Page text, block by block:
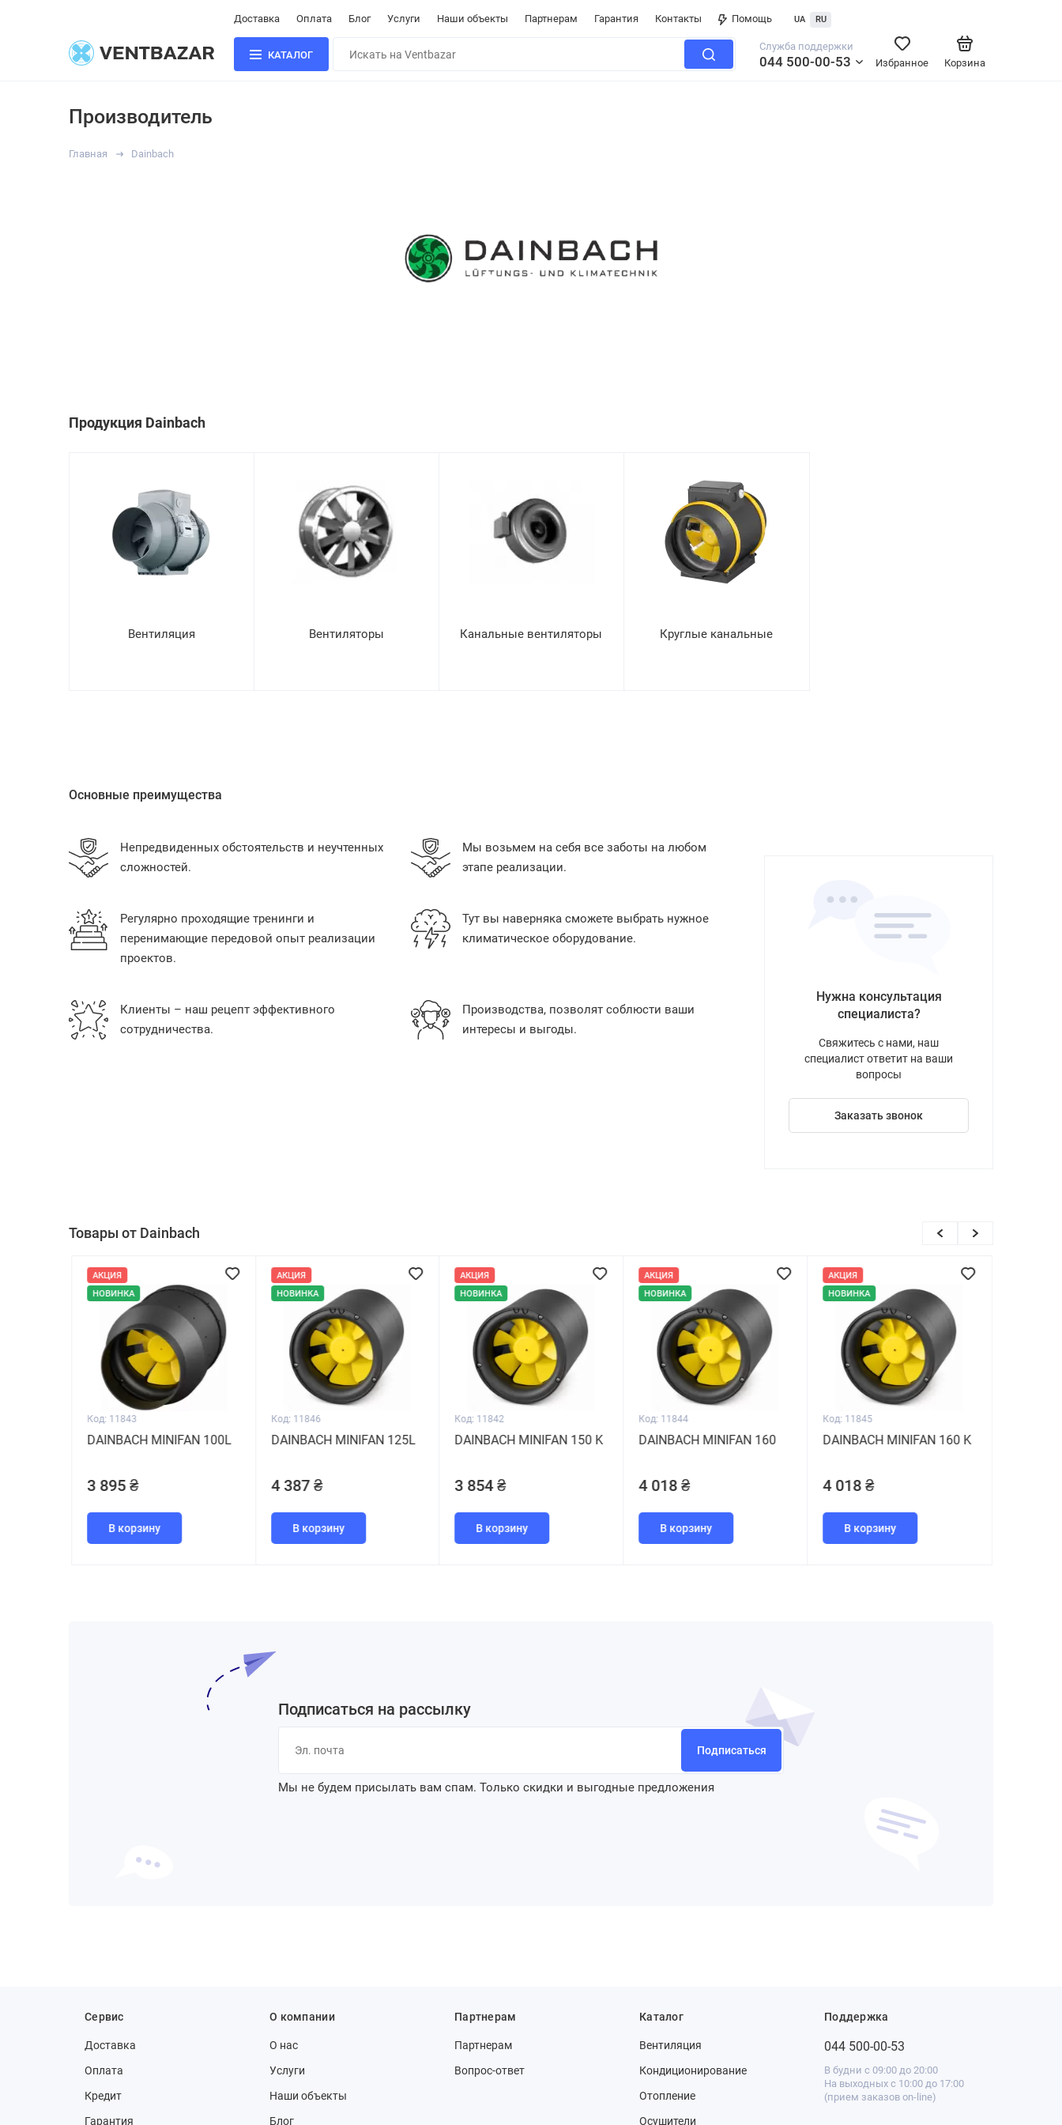
Доставка Оплата Блог Услуги Наши объекты Партнерам Гарантия Контакты Помощь UA RU
КАТАЛОГ
Служба поддержки
044 500-00-53 Корзина
Избранное
Производитель
Главная Dainbach
Продукция Dainbach
Вентиляция Вентиляторы Канальные вентиляторы Круглые канальные
Основные преимущества
Непредвиденных обстоятельств и неучтенных
сложностей.
Мы возьмем на себя все заботы на любом
этапе реализации.
Регулярно проходящие тренинги и
перенимающие передовой опыт реализации
проектов.
Тут вы наверняка сможете выбрать нужное
климатическое оборудование.
Клиенты – наш рецепт эффективного
сотрудничества.
Производства, позволят соблюсти ваши
интересы и выгоды.
Нужна консультация
специалиста?
Свяжитесь с нами, наш
специалист ответит на ваши
вопросы
Заказать звонок
Товары от Dainbach
АКЦИЯ
НОВИНКА
Код: 11843
DAINBACH MINIFAN 100L
3 895 ₴
В корзину
АКЦИЯ
НОВИНКА
Код: 11846
DAINBACH MINIFAN 125L
4 387 ₴
В корзину
АКЦИЯ
НОВИНКА
Код: 11842
DAINBACH MINIFAN 150 K
3 854 ₴
В корзину
АКЦИЯ
НОВИНКА
Код: 11844
DAINBACH MINIFAN 160
4 018 ₴
В корзину
АКЦИЯ
НОВИНКА
Код: 11845
DAINBACH MINIFAN 160 K
4 018 ₴
В корзину
Подписаться на рассылку
Подписаться
Мы не будем присылать вам спам. Только скидки и выгодные предложения
Сервис
Доставка
Оплата
Кредит
Гарантия
О компании
О нас
Услуги
Наши объекты
Блог
Партнерам
Партнерам
Вопрос-ответ
Каталог
Вентиляция
Кондиционирование
Отопление
Осушители
Поддержка
044 500-00-53
В будни с 09:00 до 20:00
На выходных с 10:00 до 17:00
(прием заказов on-line)